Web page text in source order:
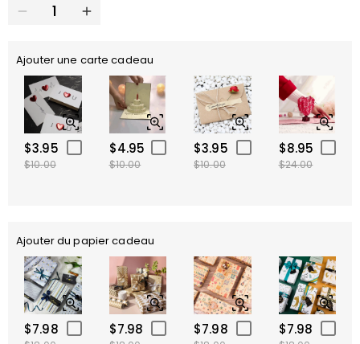
Ajouter une carte cadeau
$3.95
$10.00
$4.95
$10.00
$3.95
$10.00
$8.95
$24.00
Ajouter du papier cadeau
$7.98 $7.98 $7.98 $7.98